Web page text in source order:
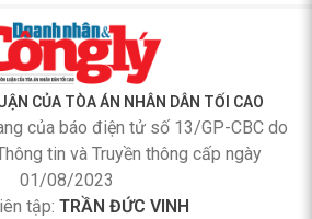
CỦA TÒA ÁN NHÂN DÂN TỐI CAO
của báo điện tử số 13/GP-CBC do
tin và Truyền thông cấp ngày
01/08/2023
tập: TRẦN ĐỨC VINH